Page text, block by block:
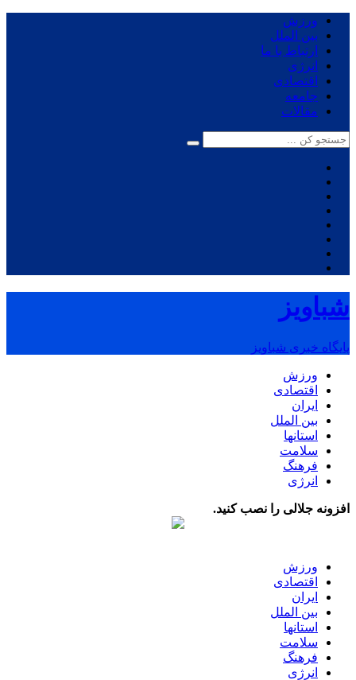
ورزش
بین الملل
ارتباط با ما
انرژی
اقتصادی
جامعه
مقالات
شباویز
پایگاه خبری شباویز
ورزش
اقتصادی
ایران
بین الملل
استانها
سلامت
فرهنگ
انرژی
افزونه جلالی را نصب کنید.
ورزش
اقتصادی
ایران
بین الملل
استانها
سلامت
فرهنگ
انرژی